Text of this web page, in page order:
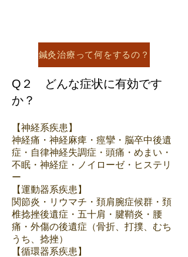
Q２ どんな症状に有効です
か？
【神経系疾患】
神経痛・神経麻痺・痙攣・脳卒中後遺
症・自律神経失調症・頭痛・めまい・
不眠・神経症・ノイローゼ・ヒステリ
ー
【運動器系疾患】
関節炎・リウマチ・頚肩腕症候群・頚
椎捻挫後遺症・五十肩・腱鞘炎・腰
痛・外傷の後遺症（骨折、打撲、むち
うち、捻挫）
【循環器系疾患】
鍼灸治療って何をするの？